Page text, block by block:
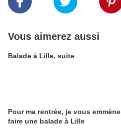
Vous aimerez aussi
Balade à Lille, suite
Pour ma rentrée, je vous emmène
faire une balade à Lille